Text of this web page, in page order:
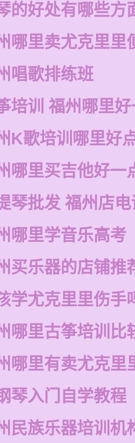
的好处有哪些方
哪里卖尤克里里
唱歌排练班
培训 福州哪里
K歌培训哪里好
哪里买吉他好一
琴批发 福州店
哪里学音乐高考
买乐器的店铺推
学尤克里里伤手
哪里古筝培训比
哪里有卖尤克里
琴入门自学教程
民族乐器培训机